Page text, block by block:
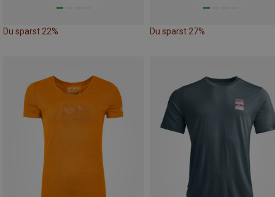
Du sparst 22% Du sparst 27%